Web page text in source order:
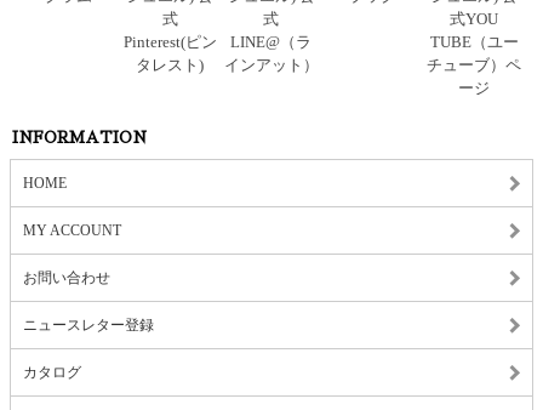
INFORMATION
HOME
MY ACCOUNT
お問い合わせ
ニュースレター登録
カタログ